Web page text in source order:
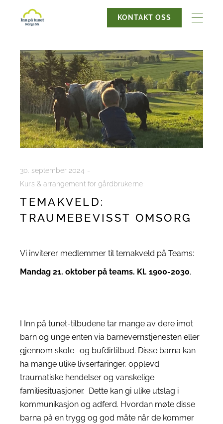
KONTAKT OSS
30. september 2024
Kurs & arrangement for gårdbrukerne
TEMAKVELD:
TRAUMEBEVISST OMSORG
Vi inviterer medlemmer til temakveld på Teams:
Mandag 21. oktober på teams. Kl. 1900-2030.
I Inn på tunet-tilbudene tar mange av dere imot
barn og unge enten via barnevernstjenesten eller
gjennom skole- og bufdirtilbud. Disse barna kan
ha mange ulike livserfaringer, opplevd
traumatiske hendelser og vanskelige
familiesituasjoner. Dette kan gi ulike utslag i
kommunikasjon og adferd. Hvordan møte disse
barna på en trygg og god måte når de kommer